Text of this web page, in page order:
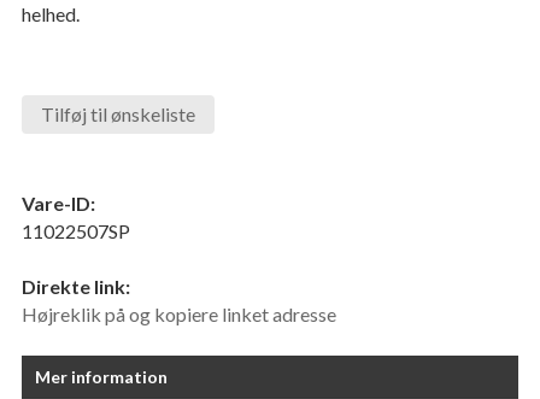
helhed.
Tilføj til ønskeliste
Vare-ID:
11022507SP
Direkte link:
Højreklik på og kopiere linket adresse
Mer information